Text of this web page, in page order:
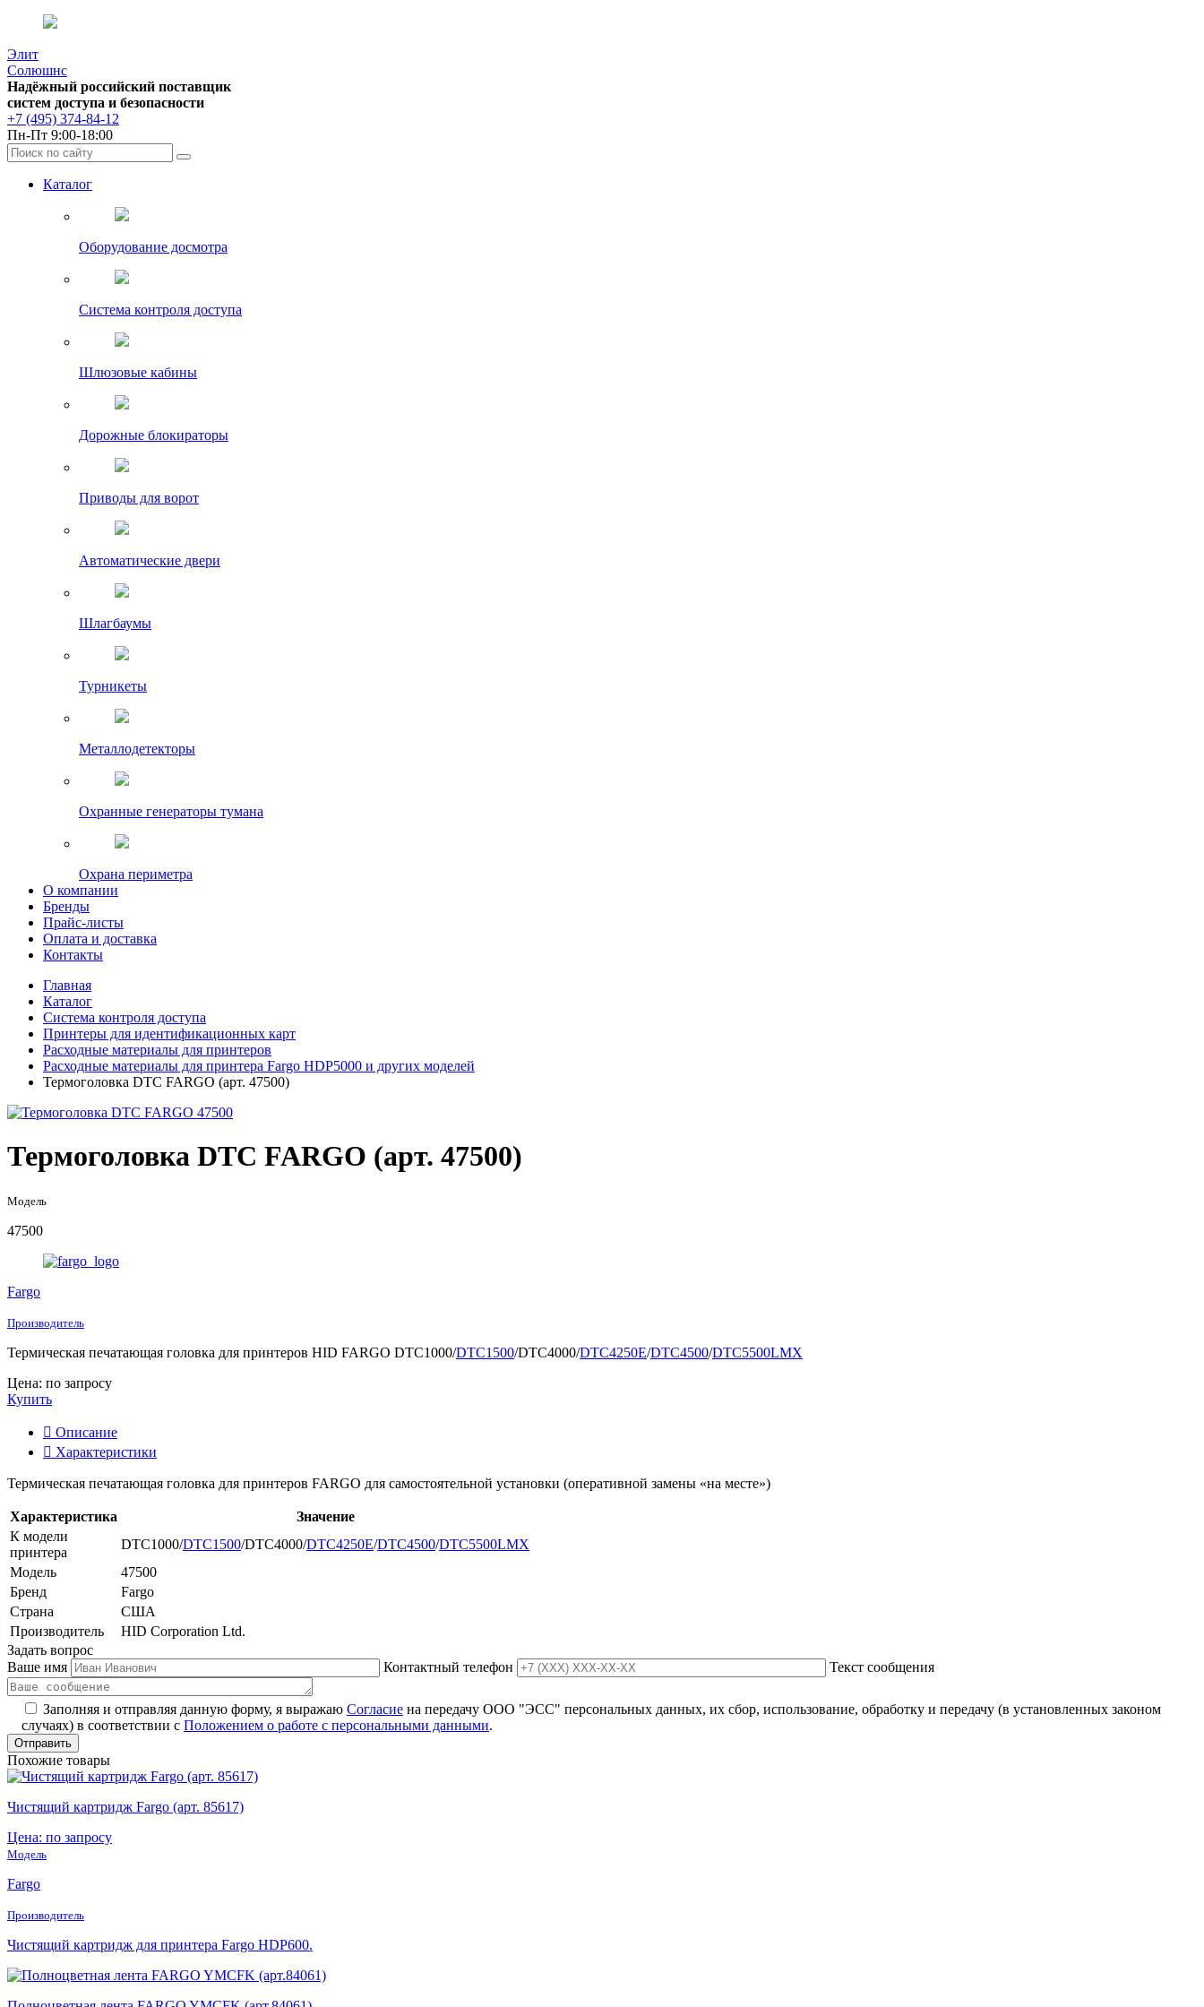
Элит
Солюшнс
Надёжный российский поставщик
систем доступа и безопасности
+7 (495) 374-84-12
Пн-Пт 9:00-18:00
Каталог
Оборудование досмотра
Система контроля доступа
Шлюзовые кабины
Дорожные блокираторы
Приводы для ворот
Автоматические двери
Шлагбаумы
Турникеты
Металлодетекторы
Охранные генераторы тумана
Охрана периметра
О компании
Бренды
Прайс-листы
Оплата и доставка
Контакты
Главная
Каталог
Система контроля доступа
Принтеры для идентификационных карт
Расходные материалы для принтеров
Расходные материалы для принтера Fargo HDP5000 и других моделей
Термоголовка DTC FARGO (арт. 47500)
Термоголовка DTC FARGO (арт. 47500)
Модель
47500
Fargo
Производитель
Термическая печатающая головка для принтеров HID FARGO DTC1000/DTC1500/DTC4000/DTC4250E/DTC4500/DTC5500LMX
Цена: по запросу
Купить
Описание
Характеристики
Термическая печатающая головка для принтеров FARGO для самостоятельной установки (оперативной замены «на месте»)
Характеристика
Значение
К модели
принтера
DTC1000/DTC1500/DTC4000/DTC4250E/DTC4500/DTC5500LMX
Модель
47500
Бренд
Fargo
Страна
США
Производитель
HID Corporation Ltd.
Задать вопрос
Ваше имя
Контактный телефон Текст сообщения
Заполняя и отправляя данную форму, я выражаю Согласие на передачу ООО "ЭСС" персональных данных, их сбор, использование, обработку и передачу (в установленных законом
случаях) в соответствии с Положением о работе с персональными данными.
Похожие товары
Чистящий картридж Fargo (арт. 85617)
Цена: по запросу
Модель
Fargo
Производитель
Чистящий картридж для принтера Fargo HDP600.